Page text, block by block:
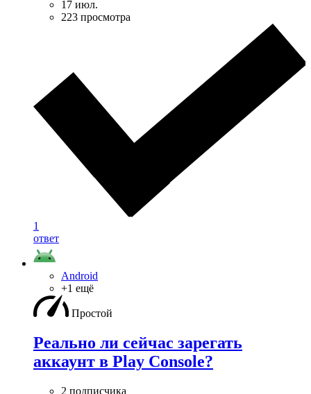
17 июл.
223 просмотра
1
ответ
Android
+1 ещё
Простой
Реально ли сейчас зарегать
аккаунт в Play Console?
2 подписчика